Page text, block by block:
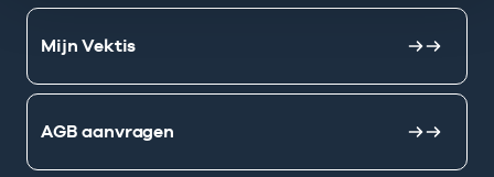
Mijn Vektis
AGB aanvragen